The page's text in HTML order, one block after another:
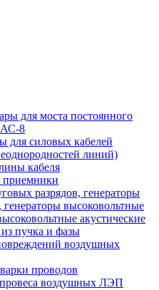
для моста постоянного
8
для силовых кабелей
линий)
кабеля
приемники
разрядов, генераторы
высоковольтные
акустические
пучка и фазы
воздушных
проводов
воздушных ЛЭП